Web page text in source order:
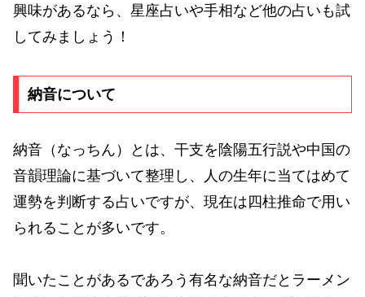
興味があるなら、星座占いや手相など他の占いも試
してみましょう！
納音について
納音（なっちん）とは、干支を陰陽五行説や中国の
音韻理論に基づいて整理し、人の生年に当てはめて
運勢を判断する占いですが、現在は四柱推命で用い
られることが多いです。
聞いたことがあるであろう有名な納音だとラーメン